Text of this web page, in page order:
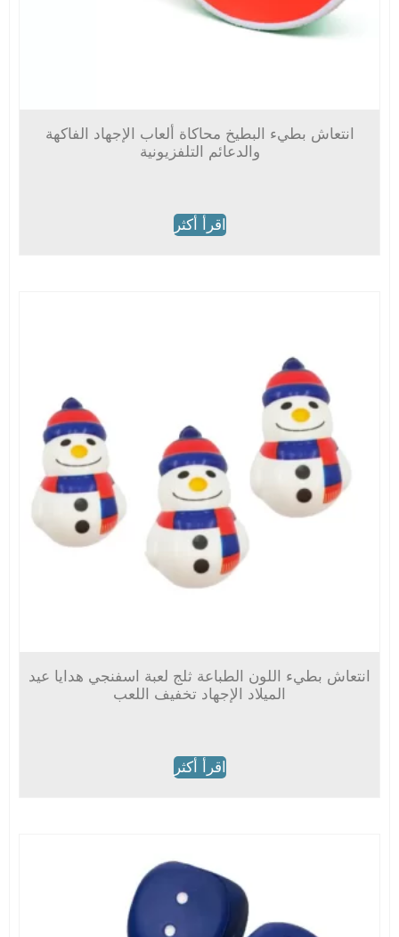
انتعاش بطيء البطيخ محاكاة ألعاب الإجهاد الفاكهة
والدعائم التلفزيونية
اقرأ أكثر
انتعاش بطيء اللون الطباعة ثلج لعبة اسفنجي هدايا عيد
الميلاد الإجهاد تخفيف اللعب
اقرأ أكثر